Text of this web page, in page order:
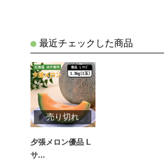
最近チェックした商品
売り切れ
夕張メロン優品 L
サ...